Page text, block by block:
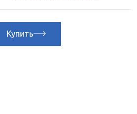
Купить